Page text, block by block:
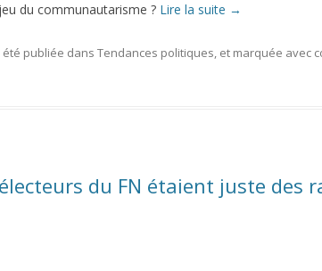
du communautarisme ? Lire la suite →
publiée dans Tendances politiques, et marquée avec
du FN étaient juste des